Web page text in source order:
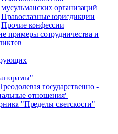
мусульманских организаций
Православные юрисдикции
Прочие конфессии
примеры сотрудничества и
государственно -
отношения"
"Пределы светскости"